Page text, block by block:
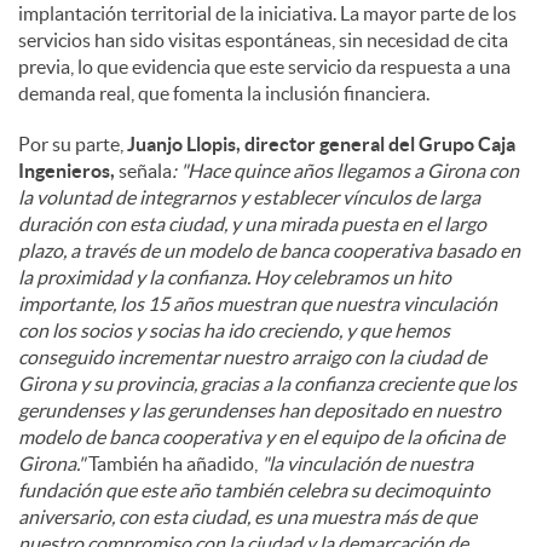
implantación territorial de la iniciativa. La mayor parte de los
servicios han sido visitas espontáneas, sin necesidad de cita
previa, lo que evidencia que este servicio da respuesta a una
demanda real, que fomenta la inclusión financiera.
Por su parte, Juanjo Llopis, director general del Grupo Caja
Ingenieros, señala: "Hace quince años llegamos a Girona con
la voluntad de integrarnos y establecer vínculos de larga
duración con esta ciudad, y una mirada puesta en el largo
plazo, a través de un modelo de banca cooperativa basado en
la proximidad y la confianza. Hoy celebramos un hito
importante, los 15 años muestran que nuestra vinculación
con los socios y socias ha ido creciendo, y que hemos
conseguido incrementar nuestro arraigo con la ciudad de
Girona y su provincia, gracias a la confianza creciente que los
gerundenses y las gerundenses han depositado en nuestro
modelo de banca cooperativa y en el equipo de la oficina de
Girona."También ha añadido, "la vinculación de nuestra
fundación que este año también celebra su decimoquinto
aniversario, con esta ciudad, es una muestra más de que